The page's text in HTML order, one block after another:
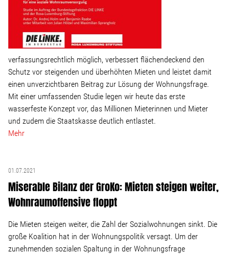
verfassungsrechtlich möglich, verbessert flächendeckend den
Schutz vor steigenden und überhöhten Mieten und leistet damit
einen unverzichtbaren Beitrag zur Lösung der Wohnungsfrage.
Mit einer umfassenden Studie legen wir heute das erste
wasserfeste Konzept vor, das Millionen Mieterinnen und Mieter
und zudem die Staatskasse deutlich entlastet.
Mehr
01.07.2021
Miserable Bilanz der GroKo: Mieten steigen weiter,
Wohnraumoffensive floppt
Die Mieten steigen weiter, die Zahl der Sozialwohnungen sinkt. Die
große Koalition hat in der Wohnungspolitik versagt. Um der
zunehmenden sozialen Spaltung in der Wohnungsfrage